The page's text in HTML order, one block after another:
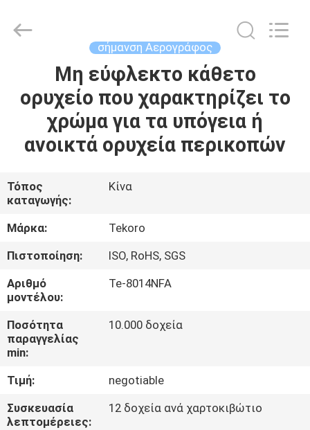
ΠΡΟΪΌΝΤΑ
ΜΕ
ΕΜΆΣ
ΕΠΙΣΚΕΨΉ
ΕΡΓΟΣΤΑΣΊΟΥ
ΈΛΕΓΧΟΣ
ΠΟΙΌΤΗΤΑΣ
ΕΠΙΚΟΙΝΩΝΉΣΤΕ
ΜΑΖΊ
INDUSTRY
σήμανση Αερογράφος
Μη εύφλεκτο κάθετο
ορυχείο που χαρακτηρίζει το
χρώμα για τα υπόγεια ή
ανοικτά ορυχεία περικοπών
Τόπος
καταγωγής:
Κίνα
Μάρκα:
Tekoro
Πιστοποίηση:
ISO, RoHS, SGS
Αριθμό
μοντέλου:
Te-8014NFA
Ποσότητα
παραγγελίας
min:
10.000 δοχεία
Τιμή:
negotiable
Συσκευασία
λεπτομέρειες:
12 δοχεία ανά χαρτοκιβώτιο